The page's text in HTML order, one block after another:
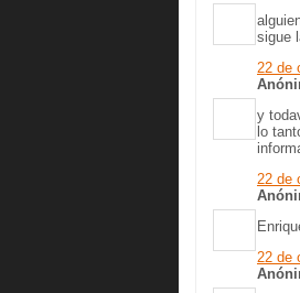
sigue
22 de
y
lo
22 de
22 de